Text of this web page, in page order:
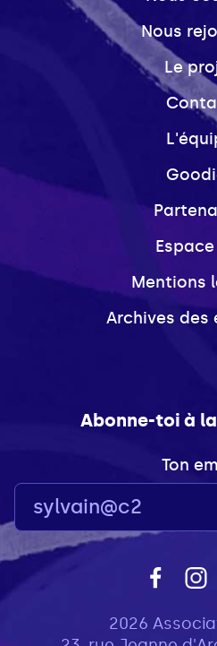
Nous
Le
Mentions
Archives des
Abonne-toi à
Ton
2026